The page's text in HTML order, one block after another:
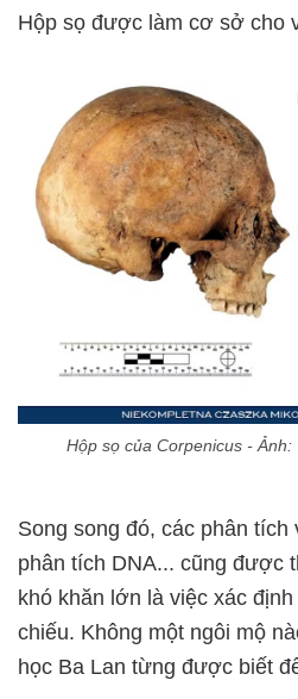
Hộp sọ được làm cơ sở cho
Hộp sọ của Corpenicus - Ảnh:
Song song đó, các phân
phân tích DNA... cũng được
khó khăn lớn là việc xác
chiếu. Không một ngôi mộ
học Ba Lan từng được biết